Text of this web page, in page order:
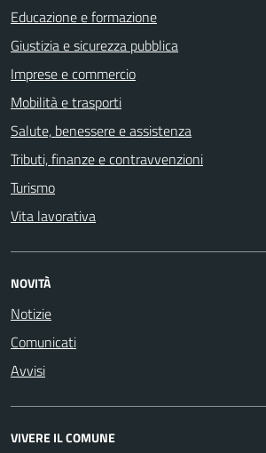
Educazione e formazione
Giustizia e sicurezza pubblica
Imprese e commercio
Mobilità e trasporti
Salute, benessere e assistenza
Tributi, finanze e contravvenzioni
Turismo
Vita lavorativa
NOVITÀ
Notizie
Comunicati
Avvisi
VIVERE IL COMUNE